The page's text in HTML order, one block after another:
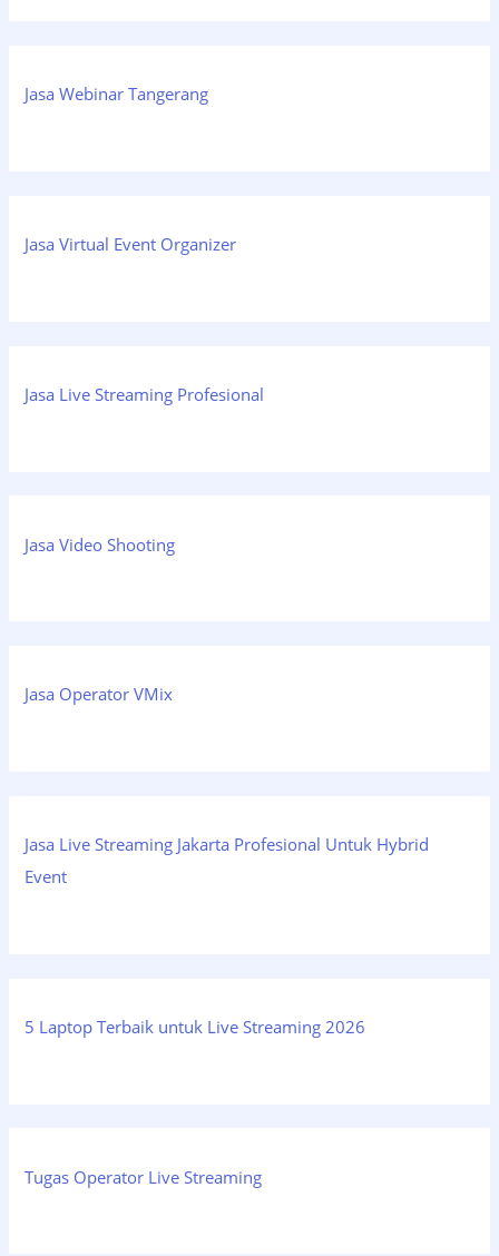
Jasa Webinar Tangerang
Jasa Virtual Event Organizer
Jasa Live Streaming Profesional
Jasa Video Shooting
Jasa Operator VMix
Jasa Live Streaming Jakarta Profesional Untuk Hybrid
Event
5 Laptop Terbaik untuk Live Streaming 2026
Tugas Operator Live Streaming